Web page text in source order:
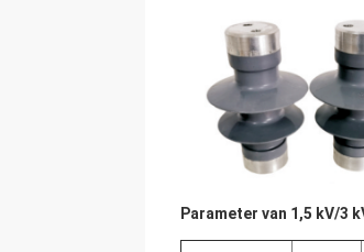
Parameter van 1,5 kV/3